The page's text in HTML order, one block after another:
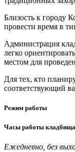
Близость к городу
провести время в
Администрация
легко
местом для
Для тех, кто
соответствующий
Режим работы
Часы работы
Ежедневно, без